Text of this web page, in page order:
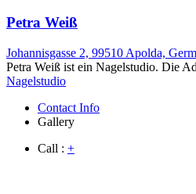
Petra Weiß
Johannisgasse 2, 99510 Apolda,
Petra Weiß ist ein Nagelstudio. Die
Nagelstudio
Contact Info
Gallery
Call : +